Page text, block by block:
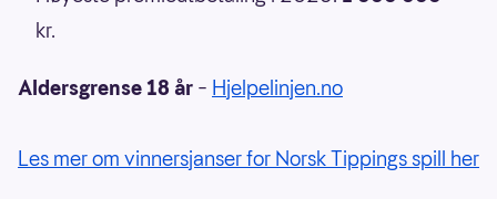
kr.
Aldersgrense 18 år – Hjelpelinjen.no
Les mer om vinnersjanser for Norsk Tippings spill her